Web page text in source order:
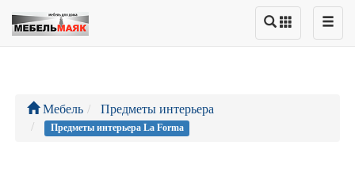
Мебель Предметы интерьера
Предметы интерьера La Forma